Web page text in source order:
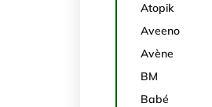
Atopik
Aveeno
Avène
BM
Babé